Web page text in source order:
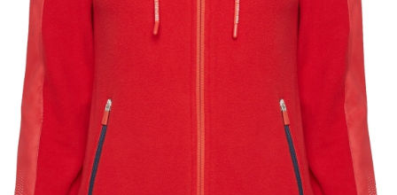
Новосибирская область (3)
Омская область (5)
Республика Башкортостан (3)
Республика Крым (1)
Республика Татарстан (2)
Ростовская область (2)
Самарская область (1)
Санкт-Петербург и ЛО (3)